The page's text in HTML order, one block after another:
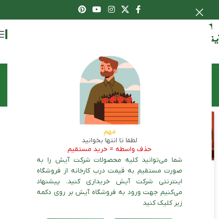
مهم
لطفا تا انتها بخوانید
حذف واسطه = خرید مستقیم
شما می‌توانید کلیه محصولات شرکت آیش را به
صورت مستقیم به قیمت درب کارخانه از فروشگاه
اینترنتی شرکت آیش خریداری کنید. پیشنهاد
می‌کنیم جهت ورود به فروشگاه آیش بر روی دکمه
زیر کلیک کنید
اعطای نمایندگی
برچسب: آموزش کاشت هندوانه
کشت هندوانه | 0 تا 100
کاشت هندوانه